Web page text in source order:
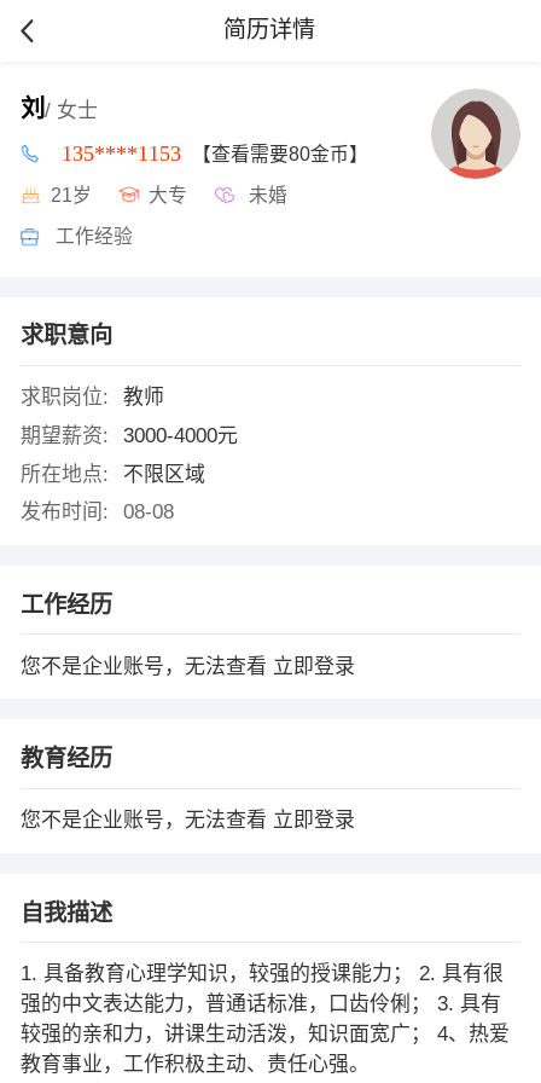
简历详情
刘 / 女士
135****1153 【查看需要80金币】
21岁 大专 未婚
工作经验
求职意向
求职岗位:
教师
期望薪资:
3000-4000元
所在地点:
不限区域
发布时间:
08-08
工作经历
您不是企业账号，无法查看 立即登录
教育经历
您不是企业账号，无法查看 立即登录
自我描述
1. 具备教育心理学知识，较强的授课能力； 2. 具有很
强的中文表达能力，普通话标准，口齿伶俐； 3. 具有
较强的亲和力，讲课生动活泼，知识面宽广； 4、热爱
教育事业，工作积极主动、责任心强。